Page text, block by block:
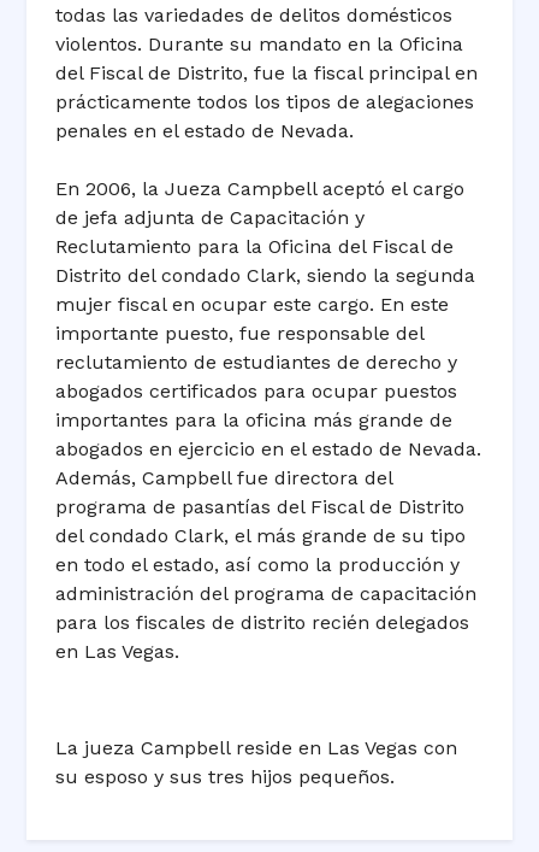
todas las variedades de delitos domésticos
violentos. Durante su mandato en la Oficina
del Fiscal de Distrito, fue la fiscal principal en
prácticamente todos los tipos de alegaciones
penales en el estado de Nevada.
En 2006, la Jueza Campbell aceptó el cargo
de jefa adjunta de Capacitación y
Reclutamiento para la Oficina del Fiscal de
Distrito del condado Clark, siendo la segunda
mujer fiscal en ocupar este cargo. En este
importante puesto, fue responsable del
reclutamiento de estudiantes de derecho y
abogados certificados para ocupar puestos
importantes para la oficina más grande de
abogados en ejercicio en el estado de Nevada.
Además, Campbell fue directora del
programa de pasantías del Fiscal de Distrito
del condado Clark, el más grande de su tipo
en todo el estado, así como la producción y
administración del programa de capacitación
para los fiscales de distrito recién delegados
en Las Vegas.
La jueza Campbell reside en Las Vegas con
su esposo y sus tres hijos pequeños.